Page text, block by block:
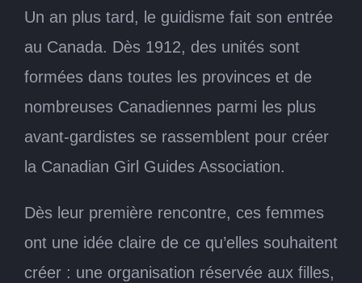
Un an plus tard, le guidisme fait son entrée
au Canada. Dès 1912, des unités sont
formées dans toutes les provinces et de
nombreuses Canadiennes parmi les plus
avant-gardistes se rassemblent pour créer
la Canadian Girl Guides Association.
Dès leur première rencontre, ces femmes
ont une idée claire de ce qu’elles souhaitent
créer : une organisation réservée aux filles,